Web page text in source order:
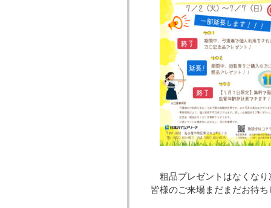
粗品プレゼントはなくな
皆様のご来場まだまだお待